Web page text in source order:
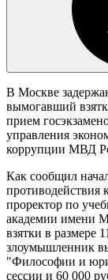
В Москве
вымогавший
прием
управления
коррупции МВД
Как сообщил
проректор по
академии имени
взятки в размере
злоумышленник
"Философии и
сессии и 60 000